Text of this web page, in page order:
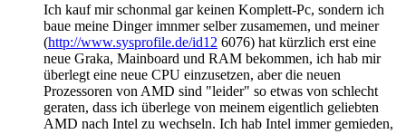
Ich kauf mir schonmal gar keinen Komplett-Pc, sondern ich
baue meine Dinger imnmer selber zusamemen, und meiner
(http://www.sysprofile.de/id12 6076) hat kürzlich erst eine
neue Graka, Mainboard und RAM bekommen, ich hab mir
überlegt eine neue CPU einzusetzen, aber die neuen
Prozessoren von AMD sind "leider" so etwas von schlecht
geraten, dass ich überlege von meinem eigentlich geliebten
AMD nach Intel zu wechseln. Ich hab Intel immer gemieden,